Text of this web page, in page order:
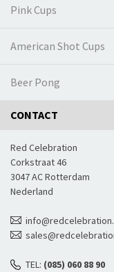
Pink Cups
American Shot Cups
Beer Pong
CONTACT
Red Celebration
Corkstraat 46
3047 AC Rotterdam
Nederland
TEL: (085) 060 88 90